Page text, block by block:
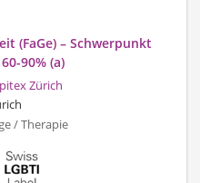
(FaGe) – Schwerpunkt
90% (a)
Zürich
/ Therapie